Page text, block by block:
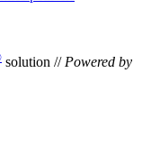
solution // Powered by